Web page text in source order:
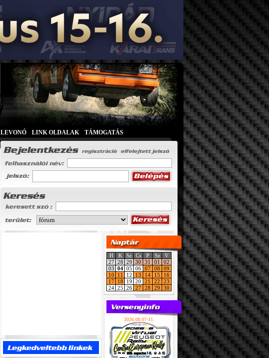
LEVONÓ LINK OLDALAK TÁMOGATÁS
H K Sz Cs P Sz
V
27 28 29 30 31 01
02
03 04 05 06 07 08
09
10
11 12 13 14 15
16
17
18 19 20 21 22
23
24 25 26 27 28 29 30
2026.08.07-11.